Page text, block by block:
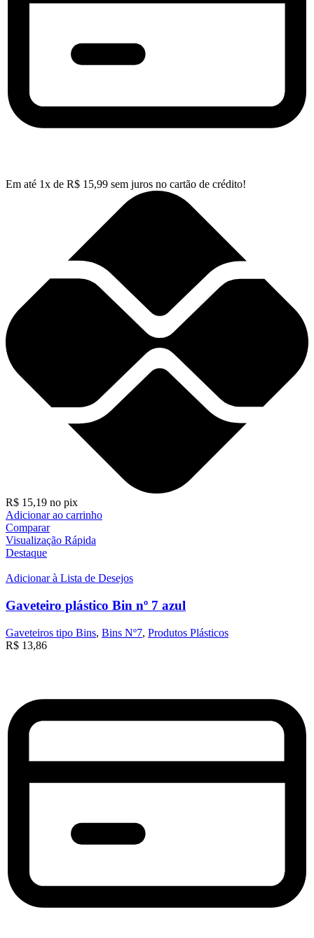
Em até 1x de R$ 15,99 sem juros no cartão de crédito!
R$ 15,19 no pix
Adicionar ao carrinho
Comparar
Visualização Rápida
Destaque
Adicionar à Lista de Desejos
Gaveteiro plástico Bin nº 7 azul
Gaveteiros tipo Bins, Bins Nº7, Produtos Plásticos
R$ 13,86